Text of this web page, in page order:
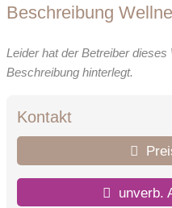
Beschreibung
Leider hat der Betreiber
Beschreibung hinterlegt.
Kontakt
unverb.